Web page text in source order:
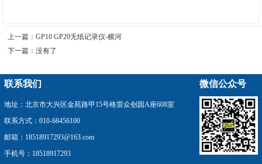
上一篇：GP10 GP20无纸记录仪-横河
下一篇：没有了
联系我们
地址：北京市大兴区金苑路甲15号格雷众创园A座608室
联系方式：010-68456100
邮箱：18518917293@163.com
手机号：18518917293
微信公众号